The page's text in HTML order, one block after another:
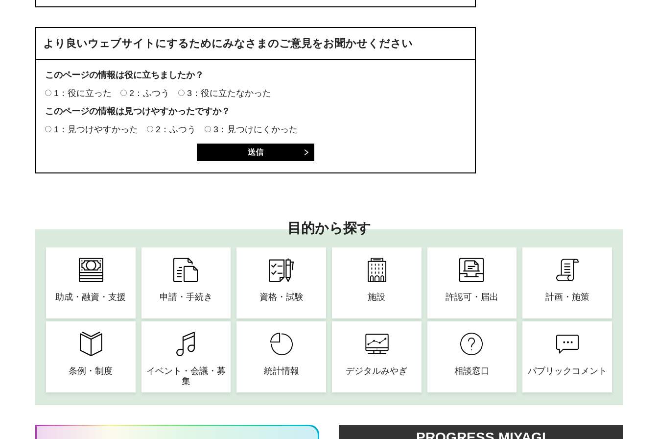
より良いウェブサイトにするためにみなさまのご意見をお聞かせください
このページの情報は役に立ちましたか？
1：役に立った
2：ふつう
3：役に立たなかった
このページの情報は見つけやすかったですか？
1：見つけやすかった
2：ふつう 3：見つけにくかった
目的から探す
助成・融資・支援 申請・手続き 資格・試験 施設 許認可・届出 計画・施策
条例・制度
イベント・会議・募
集
統計情報 デジタルみやぎ 相談窓口 パブリックコメント